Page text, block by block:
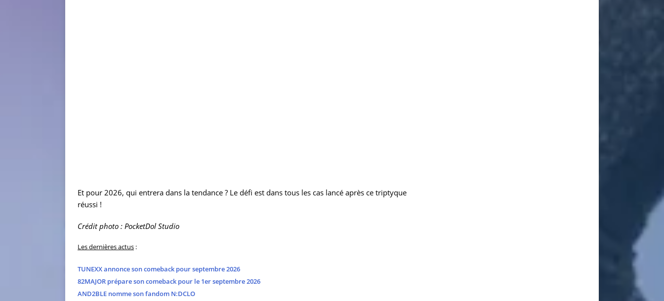
Et pour 2026, qui entrera dans la tendance ? Le défi est dans tous les cas lancé après ce triptyque
réussi !
Crédit photo : PocketDol Studio
Les dernières actus :
TUNEXX annonce son comeback pour septembre 2026
82MAJOR prépare son comeback pour le 1er septembre 2026
AND2BLE nomme son fandom N:DCLO